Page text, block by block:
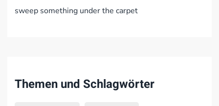
sweep something under the carpet
Themen und Schlagwörter